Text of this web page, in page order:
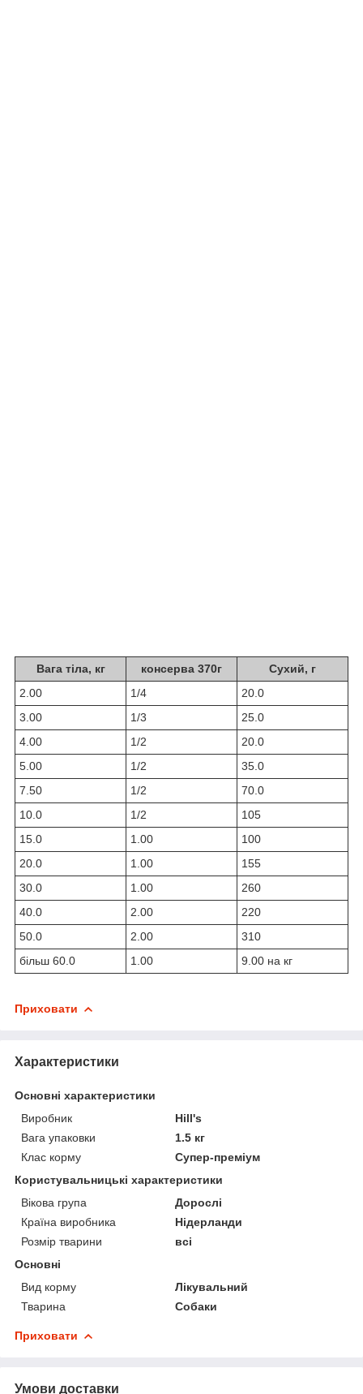
Вага тіла, кг консерва 370г
Сухий, г
2.00
1/4
20.0
3.00
1/3
25.0
4.00
1/2
20.0
5.00
1/2
35.0
7.50
1/2
70.0
10.0
1/2
105
15.0
1.00
100
20.0
1.00
155
30.0
1.00
260
40.0
2.00
220
50.0
2.00
310
більш 60.0
1.00 9.00 на кг
Приховати
Характеристики
Основні характеристики
Виробник
Hill's
Вага упаковки
1.5 кг
Клас корму
Супер-преміум
Користувальницькі характеристики
Вікова група
Дорослі
Країна виробника
Нідерланди
Розмір тварини
всі
Основні
Вид корму
Лікувальний
Тварина
Собаки
Приховати
Умови доставки